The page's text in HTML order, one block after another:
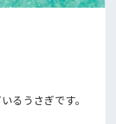
るうさぎです。